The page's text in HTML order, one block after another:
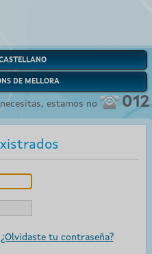
DE MELLORA
estamos no 012
¿Olvidaste tu contraseña?